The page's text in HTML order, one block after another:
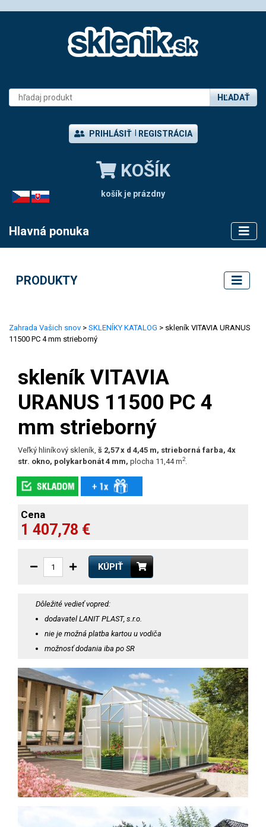
HĽADAŤ
PRIHLÁSIŤ REGISTRÁCIA
KOŠÍK
košík je prázdny
CZ SK
Hlavná ponuka
PRODUKTY
Zahrada Vašich snov > SKLENÍKY KATALOG > skleník VITAVIA URANUS
11500 PC 4 mm strieborný
skleník VITAVIA
URANUS 11500 PC 4
mm strieborný
Veľký hliníkový skleník, š 2,57 x d 4,45 m, strieborná farba, 4x
str. okno, polykarbonát 4 mm, plocha 11,44 m2.
Cena
1 407,78 €
KÚPIŤ
Dôležité vedieť vopred:
dodavatel LANIT PLAST, s.r.o.
nie je možná platba kartou u vodiča
možnosť dodania iba po SR